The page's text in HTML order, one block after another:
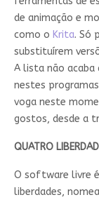
de animação e
como o Krita. Só
substituírem
A lista não acaba
nestes
voga neste
gostos, desde a
QUATRO
O software livre
liberdades,